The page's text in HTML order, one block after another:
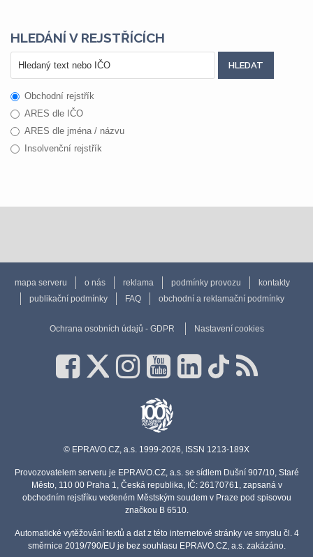
HLEDÁNÍ V REJSTŘÍCÍCH
Obchodní rejstřík
ARES dle IČO
ARES dle jména / názvu
Insolvenční rejstřík
mapa serveru o nás reklama podmínky provozu
kontakty
publikační podmínky
FAQ obchodní a reklamační podmínky
Ochrana osobních údajů - GDPR Nastavení cookies
© EPRAVO.CZ, a.s. 1999-2026, ISSN 1213-189X
Provozovatelem serveru je EPRAVO.CZ, a.s. se sídlem Dušní 907/10, Staré
Město, 110 00 Praha 1, Česká republika, IČ: 26170761, zapsaná v
obchodním rejstříku vedeném Městským soudem v Praze pod spisovou
značkou B 6510.
Automatické vytěžování textů a dat z této internetové stránky ve smyslu čl. 4
směrnice 2019/790/EU je bez souhlasu EPRAVO.CZ, a.s. zakázáno.